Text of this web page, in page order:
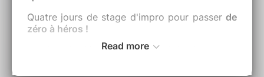
Quatre jours de stage d'impro pour passer de
zéro à héros !
Jour 1 : découvrir ou (re)voir les bases
lâcher prise, procédures basiques et
Read more